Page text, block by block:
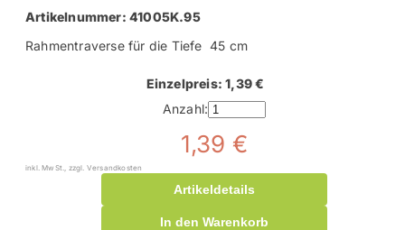
Artikelnummer: 41005K.95
Rahmentraverse für die Tiefe 45 cm
Einzelpreis: 1,39 €
Anzahl:
1,39 €
inkl. MwSt., zzgl. Versandkosten
Artikeldetails
In den Warenkorb